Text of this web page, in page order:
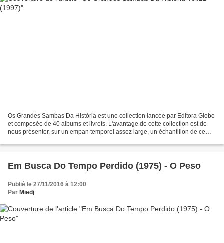
Os Grandes Sambas Da História est une collection lancée par Editora Globo
et composée de 40 albums et livrets. L'avantage de cette collection est de
nous présenter, sur un empan temporel assez large, un échantillon de ce
Em Busca Do Tempo Perdido (1975) - O Peso
Publié le 27/11/2016 à 12:00
Par Miedj